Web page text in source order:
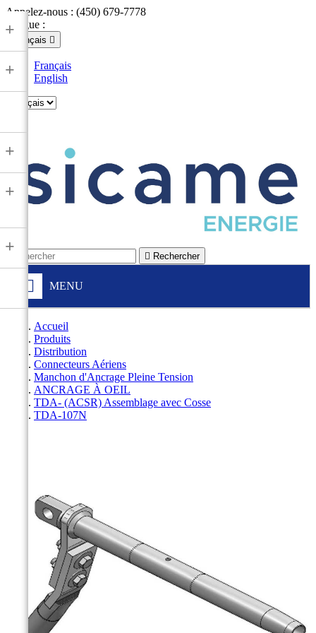
Appelez-nous : (450) 679-7778
Langue :
Français 
Français
English
 Rechercher
MENU
+
+
+
+
+
Accueil
Produits
Distribution
Connecteurs Aériens
Manchon d'Ancrage Pleine Tension
ANCRAGE À OEIL
TDA- (ACSR) Assemblage avec Cosse
TDA-107N